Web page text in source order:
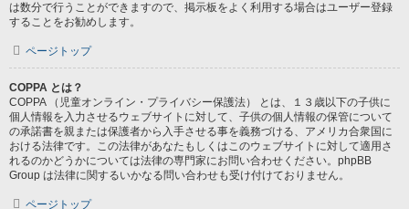
は数分で行うことができますので、掲示板をよく利用する場合はユーザー登録
することをお勧めします。
ページトップ
COPPA とは？
COPPA （児童オンライン・プライバシー保護法） とは、１３歳以下の子供に
個人情報を入力させるウェブサイトに対して、子供の個人情報の保管について
の承諾書を親または保護者から入手させる事を義務づける、アメリカ合衆国に
おける法律です。この法律があなたもしくはこのウェブサイトに対して適用さ
れるのかどうかについては法律の専門家にお問い合わせください。phpBB
Group は法律に関するいかなる問い合わせも受け付けておりません。
ページトップ